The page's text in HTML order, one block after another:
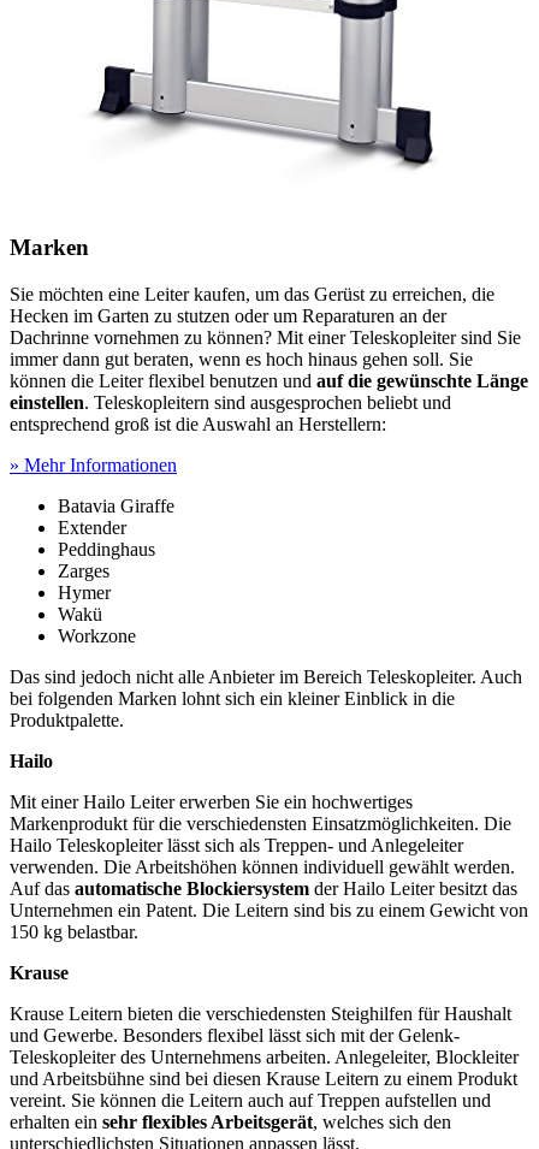
Marken
Sie möchten eine Leiter kaufen, um das Gerüst zu erreichen, die
Hecken im Garten zu stutzen oder um Reparaturen an der
Dachrinne vornehmen zu können? Mit einer Teleskopleiter sind Sie
immer dann gut beraten, wenn es hoch hinaus gehen soll. Sie
können die Leiter flexibel benutzen und auf die gewünschte Länge
einstellen. Teleskopleitern sind ausgesprochen beliebt und
entsprechend groß ist die Auswahl an Herstellern:
» Mehr Informationen
Batavia Giraffe
Extender
Peddinghaus
Zarges
Hymer
Wakü
Workzone
Das sind jedoch nicht alle Anbieter im Bereich Teleskopleiter. Auch
bei folgenden Marken lohnt sich ein kleiner Einblick in die
Produktpalette.
Hailo
Mit einer Hailo Leiter erwerben Sie ein hochwertiges
Markenprodukt für die verschiedensten Einsatzmöglichkeiten. Die
Hailo Teleskopleiter lässt sich als Treppen- und Anlegeleiter
verwenden. Die Arbeitshöhen können individuell gewählt werden.
Auf das automatische Blockiersystem der Hailo Leiter besitzt das
Unternehmen ein Patent. Die Leitern sind bis zu einem Gewicht von
150 kg belastbar.
Krause
Krause Leitern bieten die verschiedensten Steighilfen für Haushalt
und Gewerbe. Besonders flexibel lässt sich mit der Gelenk-
Teleskopleiter des Unternehmens arbeiten. Anlegeleiter, Blockleiter
und Arbeitsbühne sind bei diesen Krause Leitern zu einem Produkt
vereint. Sie können die Leitern auch auf Treppen aufstellen und
erhalten ein sehr flexibles Arbeitsgerät, welches sich den
unterschiedlichsten Situationen anpassen lässt.